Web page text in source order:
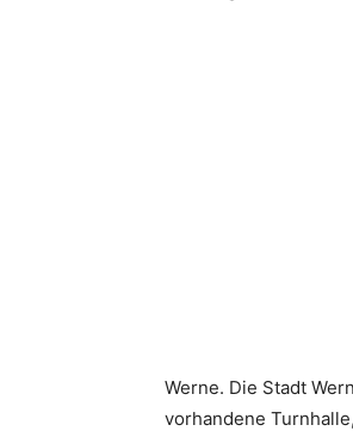
Werne. Die Stadt
vorhandene